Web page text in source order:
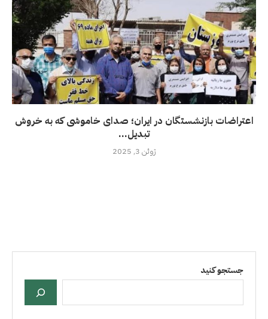
اعتراضات بازنشستگان در ایران؛ صدای خاموشی که به خروش
تبدیل...
ژوئن 3, 2025
جستجو کنید